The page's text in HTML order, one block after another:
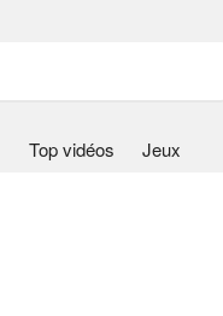
Top vidéos Jeux